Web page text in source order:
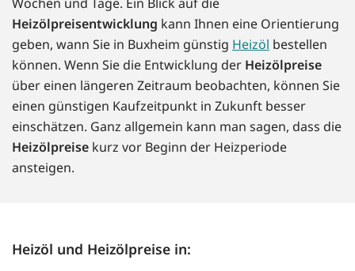
Heizölpreisentwicklung kann Ihnen eine Orientierung
geben, wann Sie in Buxheim günstig Heizöl bestellen
können. Wenn Sie die Entwicklung der Heizölpreise
über einen längeren Zeitraum beobachten, können Sie
einen günstigen Kaufzeitpunkt in Zukunft besser
einschätzen. Ganz allgemein kann man sagen, dass die
Heizölpreise kurz vor Beginn der Heizperiode
ansteigen.
Heizöl und Heizölpreise in: